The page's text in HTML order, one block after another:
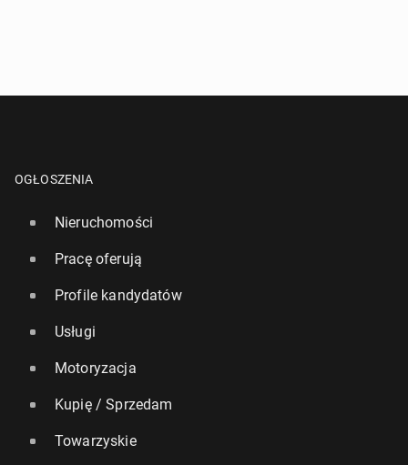
OGŁOSZENIA
Nieruchomości
Pracę oferują
Profile kandydatów
Usługi
Motoryzacja
Kupię / Sprzedam
Towarzyskie